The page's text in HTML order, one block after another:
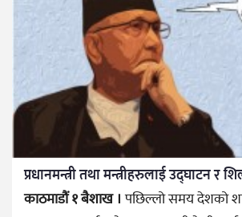
प्रधानमन्त्री तथा मन्त्रीहरुलाई उद्घाटन र
काठमाडौं १ बैशाख ।पछिल्लो समय देशको